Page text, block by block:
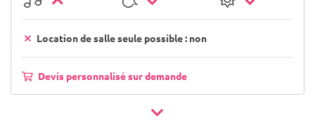
Location de salle seule possible : non
Devis personnalisé sur demande